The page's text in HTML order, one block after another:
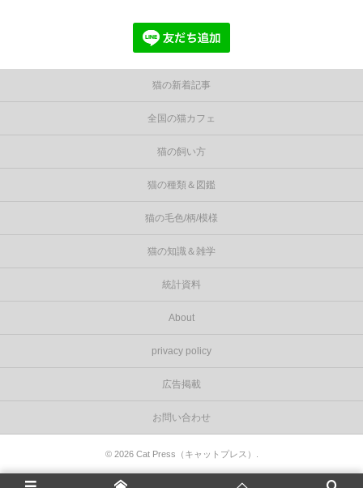
猫の新着記事
全国の猫カフェ
猫の飼い方
猫の種類＆図鑑
猫の毛色/柄/模様
猫の知識＆雑学
統計資料
About
privacy policy
広告掲載
お問い合わせ
© 2026 Cat Press（キャットプレス）